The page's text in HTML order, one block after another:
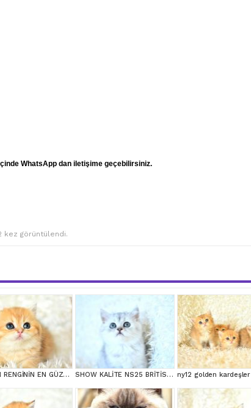
WhatsApp dan iletişime geçebilirsiniz.
kez görüntülendi.
GOLDEN RENGİNİN EN GÜZEL TONU NY11 BRİTİSH SHORTHAİR SHOW KALİTE NS25 BRİTİSH SHORTHAİR YAVRUMUZ DİŞİ ny12 golden kardeşler